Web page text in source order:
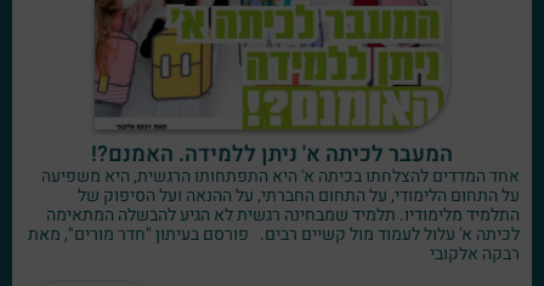
המעבר לכיתה א' ניתן ללמידה. האמנם?!
אחד המדדים להצלחתו בכיתה א' היא התפתחותו הרגשית, היא משפיעה
על התחום הלימודי, על התחום החברתי, על ההנאה ועל הסיפוק של
התלמיד מלימודיו. תלמיד שמבחינה רגשית לא הגיע להבשלה המתאימה
לכיתה א' עלול לעמוד מול קשיים רבים. פורסם בעיתון "חדר מורים", מאת
רבקה אלקובי